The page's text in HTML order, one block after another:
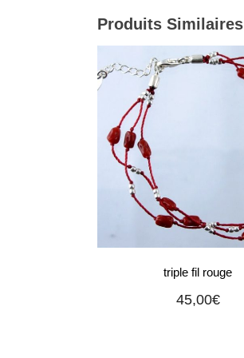
Produits Similaires
triple fil rouge
45,00€